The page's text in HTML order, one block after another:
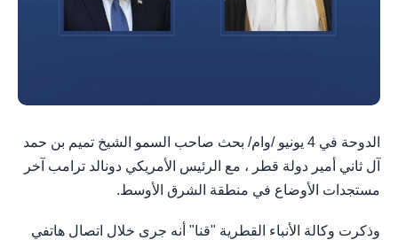
الدوحة في 4 يونيو /وام/ بحث صاحب السمو الشيخ تميم بن حمد
آل ثاني أمير دولة قطر ، مع الرئيس الأمريكي دونالد ترامب آخر
مستجدات الأوضاع في منطقة الشرق الأوسط.
وذكرت وكالة الأنباء القطرية "قنا" أنه جرى خلال اتصال هاتفي